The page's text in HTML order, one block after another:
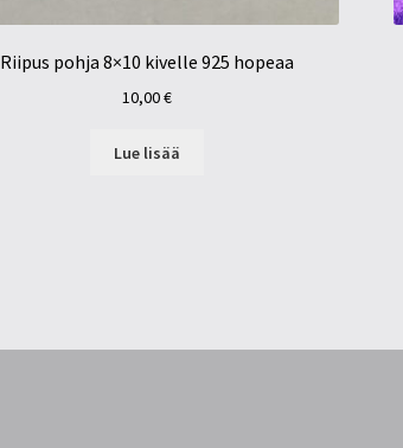
Riipus pohja 8×10 kivelle 925 hopeaa
10,00€
Lue lisää